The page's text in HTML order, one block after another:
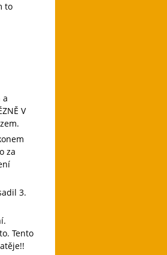
to
a
V
za
3.
Tento